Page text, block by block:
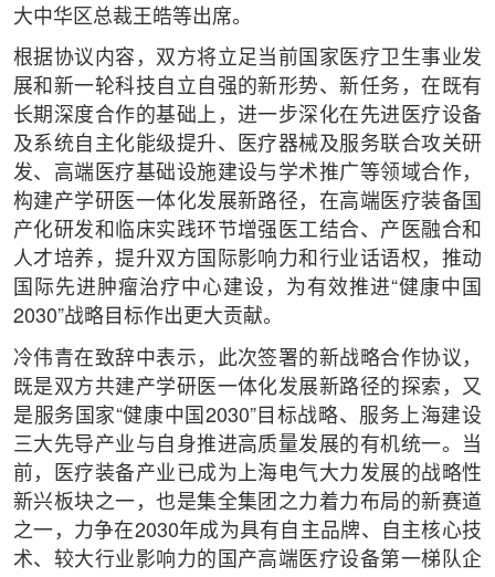
大中华区总裁王皓等出席。
根据协议内容，双方将立足当前国家医疗卫生事业发
展和新一轮科技自立自强的新形势、新任务，在既有
长期深度合作的基础上，进一步深化在先进医疗设备
及系统自主化能级提升、医疗器械及服务联合攻关研
发、高端医疗基础设施建设与学术推广等领域合作，
构建产学研医一体化发展新路径，在高端医疗装备国
产化研发和临床实践环节增强医工结合、产医融合和
人才培养，提升双方国际影响力和行业话语权，推动
国际先进肿瘤治疗中心建设，为有效推进“健康中国
2030”战略目标作出更大贡献。
冷伟青在致辞中表示，此次签署的新战略合作协议，
既是双方共建产学研医一体化发展新路径的探索，又
是服务国家“健康中国2030”目标战略、服务上海建设
三大先导产业与自身推进高质量发展的有机统一。当
前，医疗装备产业已成为上海电气大力发展的战略性
新兴板块之一，也是集全集团之力着力布局的新赛道
之一，力争在2030年成为具有自主品牌、自主核心技
术、较大行业影响力的国产高端医疗设备第一梯队企